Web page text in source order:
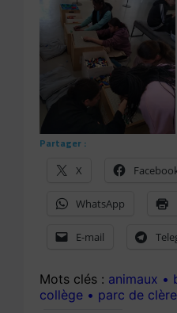
Partager :
X
WhatsApp
E-mail
animaux
collège
parc de